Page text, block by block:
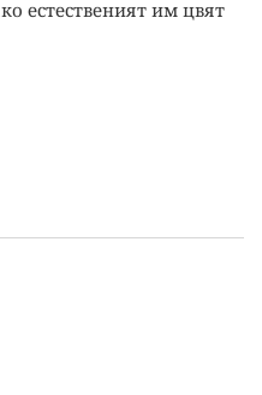
естественият им цвят